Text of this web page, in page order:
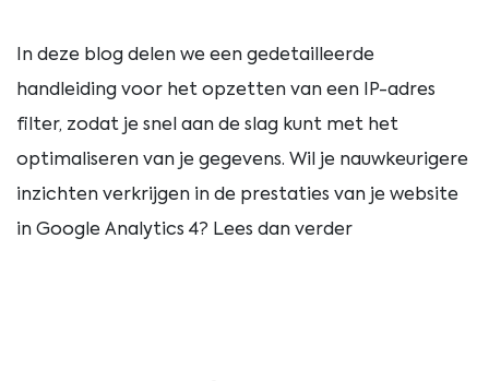
In deze blog delen we een gedetailleerde
handleiding voor het opzetten van een IP-adres
filter, zodat je snel aan de slag kunt met het
optimaliseren van je gegevens. Wil je nauwkeurigere
inzichten verkrijgen in de prestaties van je website
in Google Analytics 4? Lees dan verder